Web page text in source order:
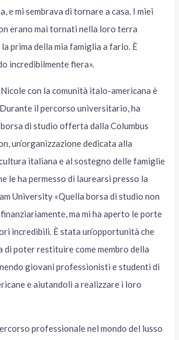
e mi sembrava di tornare a casa. I miei
erano mai tornati nella loro terra
prima della mia famiglia a farlo. È
incredibilmente fiera».
con la comunità italo-americana è
il percorso universitario, ha
di studio offerta dalla Columbus
un’organizzazione dedicata alla
italiana e al sostegno delle famiglie
le ha permesso di laurearsi presso la
University «Quella borsa di studio non
ma mi ha aperto le porte
incredibili. È stata un’opportunità che
poter restituire come membro della
giovani professionisti e studenti di
e aiutandoli a realizzare i loro
professionale nel mondo del lusso